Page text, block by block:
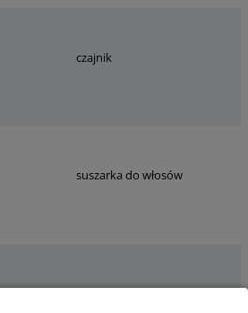
czajnik
suszarka do włosów